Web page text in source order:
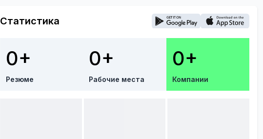
Статистика
0+
Резюме
0+
Рабочие места
0+
Компании